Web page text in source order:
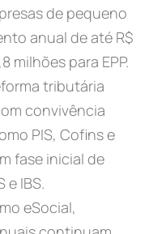
de pequeno
anual de até R$
milhões para EPP.
tributária
convivência
PIS, Cofins e
fase inicial de
e IBS.
eSocial,